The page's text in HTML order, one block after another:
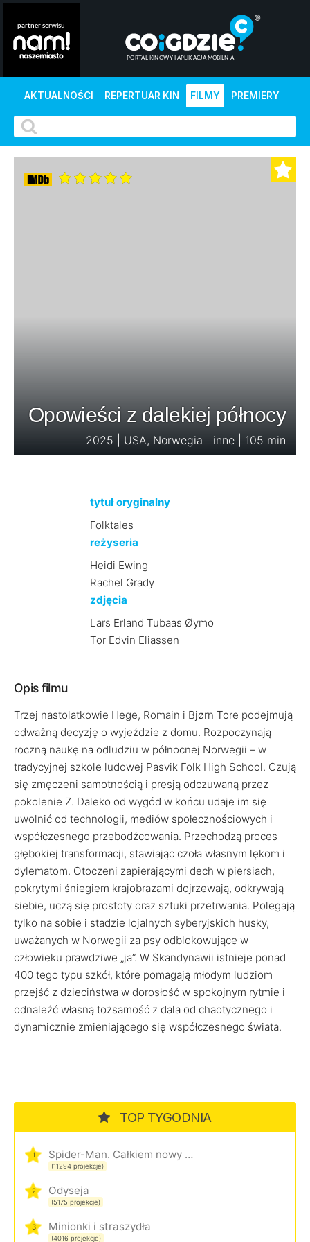
AKTUALNOŚCI REPERTUAR KIN FILMY PREMIERY
Opowieści z dalekiej północy
2025 | USA, Norwegia | inne | 105 min
tytuł oryginalny
Folktales
reżyseria
Heidi Ewing
Rachel Grady
zdjęcia
Lars Erland Tubaas Øymo
Tor Edvin Eliassen
Opis filmu
Trzej nastolatkowie Hege, Romain i Bjørn Tore podejmują
odważną decyzję o wyjeździe z domu. Rozpoczynają
roczną naukę na odludziu w północnej Norwegii – w
tradycyjnej szkole ludowej Pasvik Folk High School. Czują
się zmęczeni samotnością i presją odczuwaną przez
pokolenie Z. Daleko od wygód w końcu udaje im się
uwolnić od technologii, mediów społecznościowych i
współczesnego przebodźcowania. Przechodzą proces
głębokiej transformacji, stawiając czoła własnym lękom i
dylematom. Otoczeni zapierającymi dech w piersiach,
pokrytymi śniegiem krajobrazami dojrzewają, odkrywają
siebie, uczą się prostoty oraz sztuki przetrwania. Polegają
tylko na sobie i stadzie lojalnych syberyjskich husky,
uważanych w Norwegii za psy odblokowujące w
człowieku prawdziwe „ja”. W Skandynawii istnieje ponad
400 tego typu szkół, które pomagają młodym ludziom
przejść z dzieciństwa w dorosłość w spokojnym rytmie i
odnaleźć własną tożsamość z dala od chaotycznego i
dynamicznie zmieniającego się współczesnego świata.
TOP TYGODNIA
1 Spider-Man. Całkiem nowy dzień
(11294 projekcje)
2 Odyseja
(5175 projekcje)
3 Minionki i straszydła
(4016 projekcje)